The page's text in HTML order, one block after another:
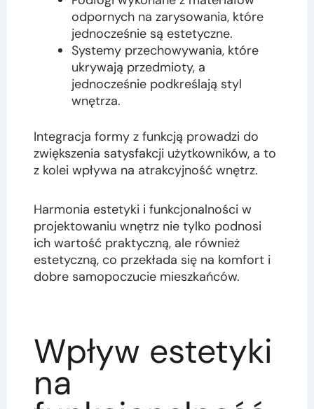
odpornych na zarysowania, które
jednocześnie są estetyczne.
Systemy przechowywania, które
ukrywają przedmioty, a
jednocześnie podkreślają styl
wnętrza.
Integracja formy z funkcją prowadzi do
zwiększenia satysfakcji użytkowników, a to
z kolei wpływa na atrakcyjność wnętrz.
Harmonia estetyki i funkcjonalności w
projektowaniu wnętrz nie tylko podnosi
ich wartość praktyczną, ale również
estetyczną, co przekłada się na komfort i
dobre samopoczucie mieszkańców.
Wpływ estetyki
na